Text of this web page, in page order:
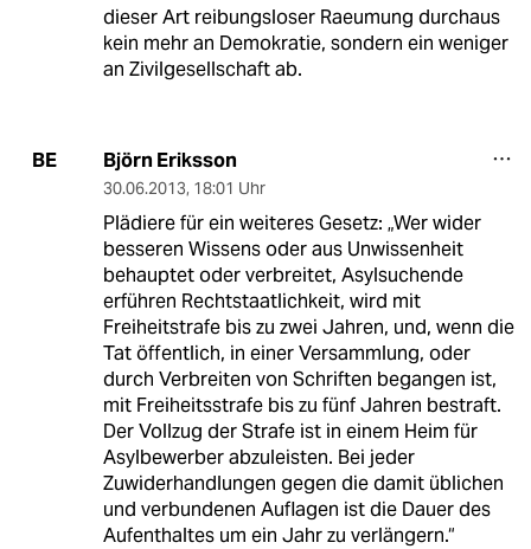
dieser Art reibungsloser Raeumung durchaus
kein mehr an Demokratie, sondern ein weniger
an Zivilgesellschaft ab.
BE Björn Eriksson
30.06.2013, 18:01 Uhr
Plädiere für ein weiteres Gesetz: „Wer wider
besseren Wissens oder aus Unwissenheit
behauptet oder verbreitet, Asylsuchende
erführen Rechtstaatlichkeit, wird mit
Freiheitstrafe bis zu zwei Jahren, und, wenn die
Tat öffentlich, in einer Versammlung, oder
durch Verbreiten von Schriften begangen ist,
mit Freiheitsstrafe bis zu fünf Jahren bestraft.
Der Vollzug der Strafe ist in einem Heim für
Asylbewerber abzuleisten. Bei jeder
Zuwiderhandlungen gegen die damit üblichen
und verbundenen Auflagen ist die Dauer des
Aufenthaltes um ein Jahr zu verlängern.“